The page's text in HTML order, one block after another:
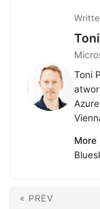
Toni
More
« PREV